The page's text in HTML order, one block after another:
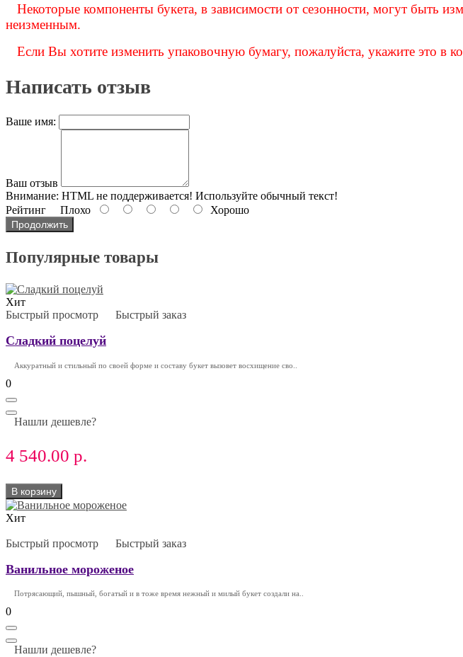
Некоторые компоненты букета, в зависимости от сезонности, могут быть
неизменным.
Если Вы хотите изменить упаковочную бумагу, пожалуйста, укажите это в
Написать отзыв
Ваше имя:
Ваш отзыв
Внимание: HTML не поддерживается! Используйте обычный текст!
Рейтинг Плохо Хорошо
Продолжить
Популярные товары
Хит
Быстрый просмотр
Быстрый заказ
Сладкий поцелуй
Аккуратный и стильный по своей форме и составу букет вызовет восхищение сво..
0
Нашли дешевле?
4 540.00 р.
В корзину
Хит
Быстрый просмотр Быстрый заказ
Ванильное мороженое
Потрясающий, пышный, богатый и в тоже время нежный и милый букет создали на..
0
Нашли дешевле?